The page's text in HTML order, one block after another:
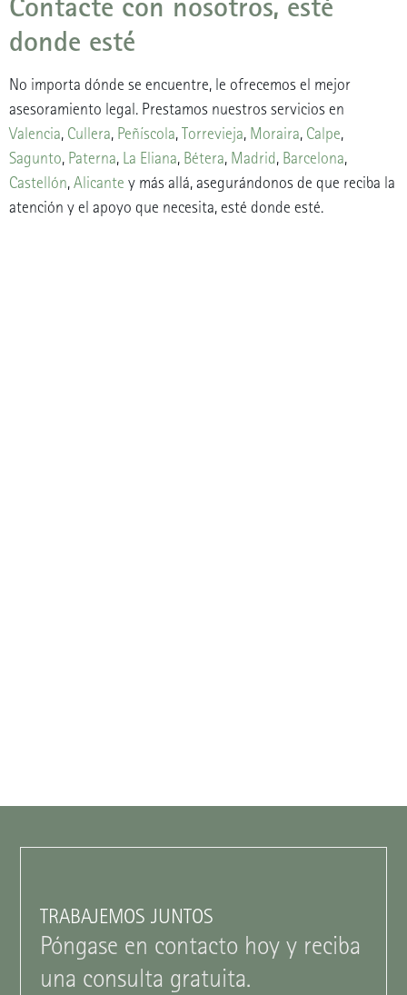
donde esté
No importa dónde se encuentre, le ofrecemos el mejor
asesoramiento legal. Prestamos nuestros servicios en
Valencia, Cullera, Peñíscola,Torrevieja, Moraira, Calpe,
Sagunto, Paterna, La Eliana, Bétera, Madrid, Barcelona,
Castellón,Alicante y más allá, asegurándonos de que reciba la
atención y el apoyo que necesita, esté donde esté.
TRABAJEMOS JUNTOS
Póngase en contacto hoy y reciba
una consulta gratuita.